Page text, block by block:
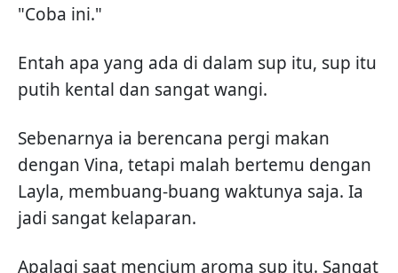
"Coba ini."
Entah apa yang ada di dalam sup itu, sup itu
putih kental dan sangat wangi.
Sebenarnya ia berencana pergi makan
dengan Vina, tetapi malah bertemu dengan
Layla, membuang-buang waktunya saja. Ia
jadi sangat kelaparan.
Apalagi saat mencium aroma sup itu. Sangat